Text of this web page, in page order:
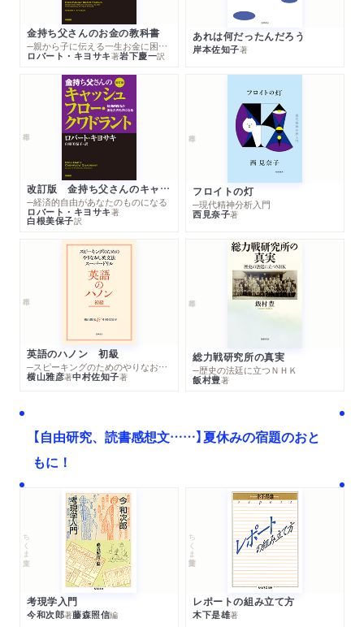
金持ち父さんのお金の教科書
─親から子に伝える一生お金に困らない考え方
ロバート・キヨサキ著岩下慶一訳
あれは何だったんだろう
岸本佐知子著
改訂版 金持ち父さんのキャッシュフロー・クワドラント
─経済的自由があなたのものになる
ロバート・キヨサキ著
白根美保子訳
フロイトの灯
─現代精神分析入門
西見奈子著
英語のハノン 初級
─スピーキングのためのやりなおし英文法スーパードリル
横山雅彦著中村佐知子著
総力戦研究所の真実
─歴史の法廷に立つＮＨＫ
飯村豊著
【自由研究、読書感想文……】夏休みの宿題のおと
もに！
ちくま文庫
考現学入門
今和次郎著藤森照信編
ちくま学芸文庫
レポートの組み立て方
木下是雄著